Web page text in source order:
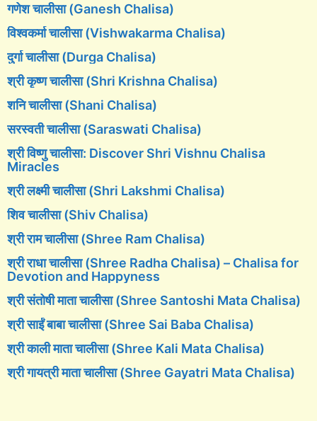
गणेश चालीसा (Ganesh Chalisa)
विश्वकर्मा चालीसा (Vishwakarma Chalisa)
दुर्गा चालीसा (Durga Chalisa)
श्री कृष्ण चालीसा (Shri Krishna Chalisa)
शनि चालीसा (Shani Chalisa)
सरस्वती चालीसा (Saraswati Chalisa)
श्री विष्णु चालीसा: Discover Shri Vishnu Chalisa
Miracles
श्री लक्ष्मी चालीसा (Shri Lakshmi Chalisa)
शिव चालीसा (Shiv Chalisa)
श्री राम चालीसा (Shree Ram Chalisa)
श्री राधा चालीसा (Shree Radha Chalisa) – Chalisa for
Devotion and Happyness
श्री संतोषी माता चालीसा (Shree Santoshi Mata Chalisa)
श्री साईं बाबा चालीसा (Shree Sai Baba Chalisa)
श्री काली माता चालीसा (Shree Kali Mata Chalisa)
श्री गायत्री माता चालीसा (Shree Gayatri Mata Chalisa)